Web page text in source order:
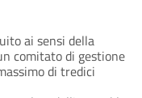
ai sensi della
comitato di gestione
di tredici